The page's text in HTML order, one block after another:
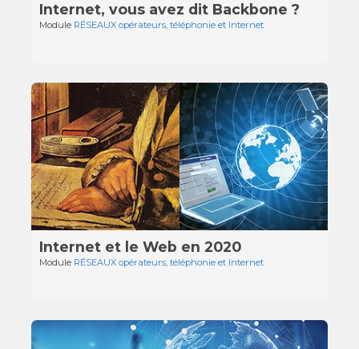
Internet, vous avez dit Backbone ?
Module RÉSEAUX opérateurs, téléphonie et Internet
Internet et le Web en 2020
Module RÉSEAUX opérateurs, téléphonie et Internet